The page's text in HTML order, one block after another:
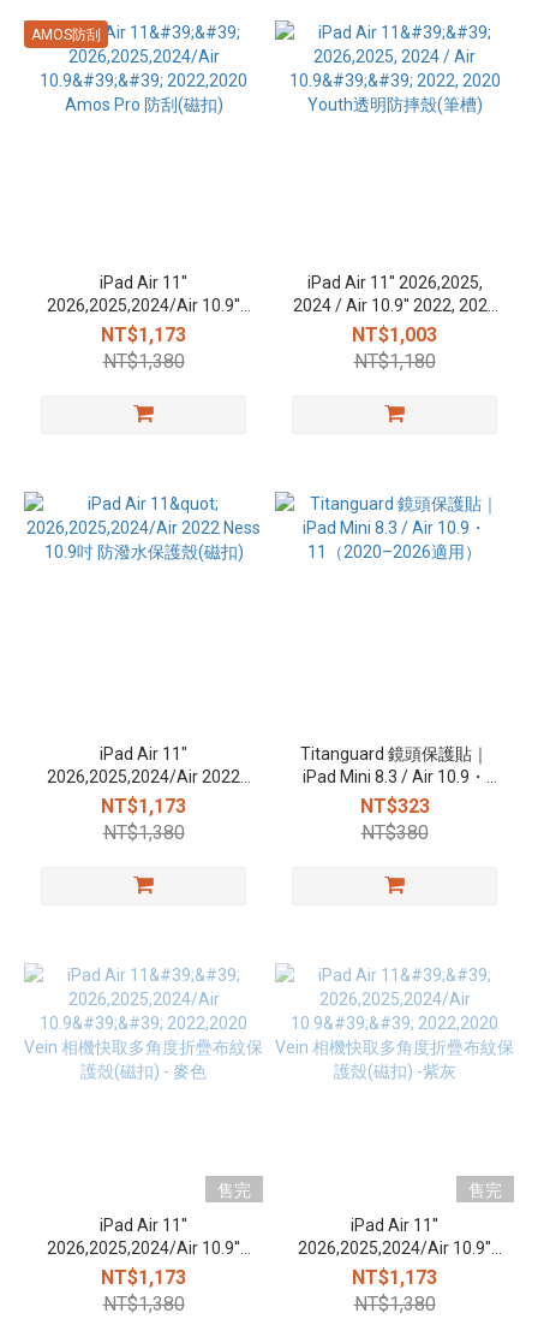
AMOS防刮
iPad Air 11''
2026,2025,2024/Air 10.9''
2022,2020 Amos Pro 防刮
(磁扣)
NT$1,173
NT$1,380
iPad Air 11'' 2026,2025,
2024 / Air 10.9'' 2022, 2020
Youth透明防摔殼(筆槽)
NT$1,003
NT$1,180
iPad Air 11"
2026,2025,2024/Air 2022
Ness 10.9吋 防潑水保護殼
(磁扣)
NT$1,173
NT$1,380
Titanguard 鏡頭保護貼｜
iPad Mini 8.3 / Air 10.9・
11（2020–2026適用）
NT$323
NT$380
售完
iPad Air 11''
2026,2025,2024/Air 10.9''
2022,2020 Vein 相機快取多
角度折疊布紋保護殼(磁扣) -
麥色
NT$1,173
NT$1,380
售完
iPad Air 11''
2026,2025,2024/Air 10.9''
2022,2020 Vein 相機快取多
角度折疊布紋保護殼(磁扣) -
紫灰
NT$1,173
NT$1,380